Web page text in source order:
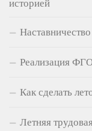
Наставничество
Реализация
Как сделать
Летняя